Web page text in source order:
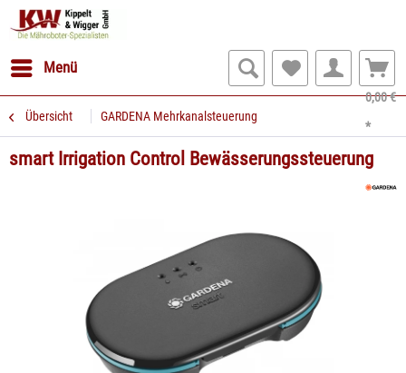
Menü
0,00 €
*
Übersicht GARDENA Mehrkanalsteuerung
smart Irrigation Control Bewässerungssteuerung